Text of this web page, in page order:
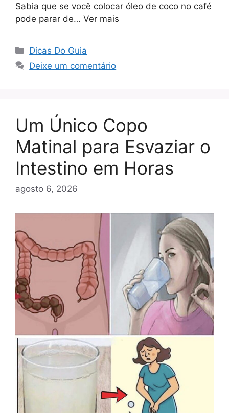
Sabia que se você colocar óleo de coco no café
pode parar de… Ver mais
Categorias
Dicas Do Guia
Deixe um comentário
Um Único Copo
Matinal para Esvaziar o
Intestino em Horas
agosto 6, 2026